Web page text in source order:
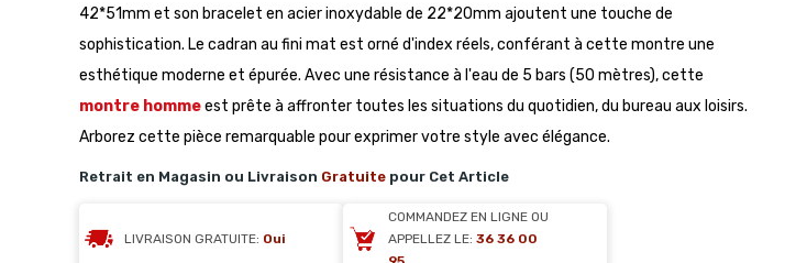
42*51mm et son bracelet en acier inoxydable de 22*20mm ajoutent une touche de
sophistication. Le cadran au fini mat est orné d'index réels, conférant à cette montre une
esthétique moderne et épurée. Avec une résistance à l'eau de 5 bars (50 mètres), cette
montre hommeest prête à affronter toutes les situations du quotidien, du bureau aux loisirs.
Arborez cette pièce remarquable pour exprimer votre style avec élégance.
Retrait en Magasin ou Livraison Gratuite pour Cet Article
LIVRAISON GRATUITE: Oui
COMMANDEZ EN LIGNE OU
APPELLEZ LE: 36 36 00